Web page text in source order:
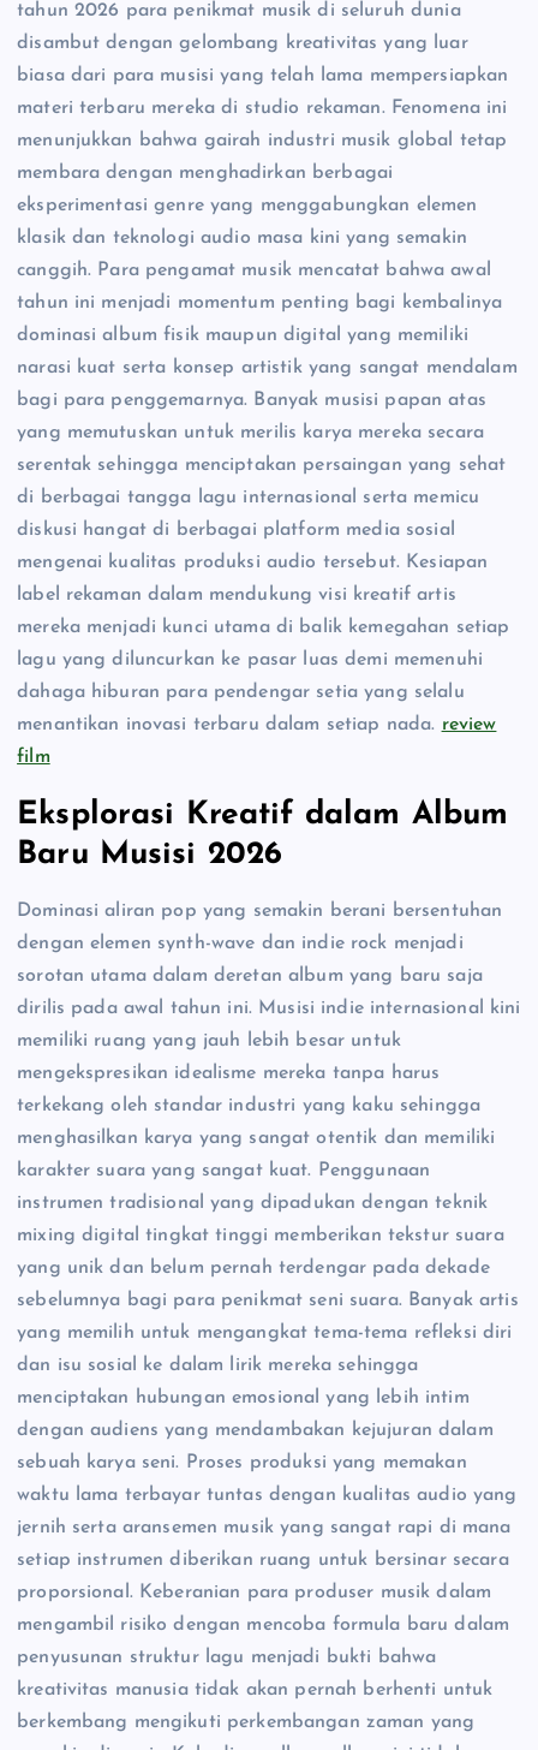
tahun 2026 para penikmat musik di seluruh dunia
disambut dengan gelombang kreativitas yang luar
biasa dari para musisi yang telah lama mempersiapkan
materi terbaru mereka di studio rekaman. Fenomena ini
menunjukkan bahwa gairah industri musik global tetap
membara dengan menghadirkan berbagai
eksperimentasi genre yang menggabungkan elemen
klasik dan teknologi audio masa kini yang semakin
canggih. Para pengamat musik mencatat bahwa awal
tahun ini menjadi momentum penting bagi kembalinya
dominasi album fisik maupun digital yang memiliki
narasi kuat serta konsep artistik yang sangat mendalam
bagi para penggemarnya. Banyak musisi papan atas
yang memutuskan untuk merilis karya mereka secara
serentak sehingga menciptakan persaingan yang sehat
di berbagai tangga lagu internasional serta memicu
diskusi hangat di berbagai platform media sosial
mengenai kualitas produksi audio tersebut. Kesiapan
label rekaman dalam mendukung visi kreatif artis
mereka menjadi kunci utama di balik kemegahan setiap
lagu yang diluncurkan ke pasar luas demi memenuhi
dahaga hiburan para pendengar setia yang selalu
menantikan inovasi terbaru dalam setiap nada. review
film
Eksplorasi Kreatif dalam Album
Baru Musisi 2026
Dominasi aliran pop yang semakin berani bersentuhan
dengan elemen synth-wave dan indie rock menjadi
sorotan utama dalam deretan album yang baru saja
dirilis pada awal tahun ini. Musisi indie internasional kini
memiliki ruang yang jauh lebih besar untuk
mengekspresikan idealisme mereka tanpa harus
terkekang oleh standar industri yang kaku sehingga
menghasilkan karya yang sangat otentik dan memiliki
karakter suara yang sangat kuat. Penggunaan
instrumen tradisional yang dipadukan dengan teknik
mixing digital tingkat tinggi memberikan tekstur suara
yang unik dan belum pernah terdengar pada dekade
sebelumnya bagi para penikmat seni suara. Banyak artis
yang memilih untuk mengangkat tema-tema refleksi diri
dan isu sosial ke dalam lirik mereka sehingga
menciptakan hubungan emosional yang lebih intim
dengan audiens yang mendambakan kejujuran dalam
sebuah karya seni. Proses produksi yang memakan
waktu lama terbayar tuntas dengan kualitas audio yang
jernih serta aransemen musik yang sangat rapi di mana
setiap instrumen diberikan ruang untuk bersinar secara
proporsional. Keberanian para produser musik dalam
mengambil risiko dengan mencoba formula baru dalam
penyusunan struktur lagu menjadi bukti bahwa
kreativitas manusia tidak akan pernah berhenti untuk
berkembang mengikuti perkembangan zaman yang